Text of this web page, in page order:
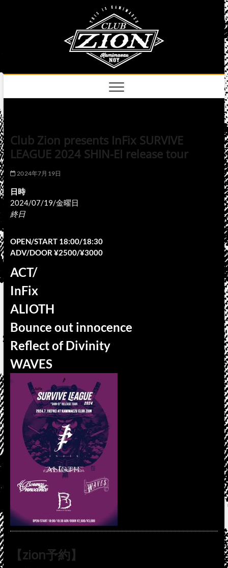
Club Zion presents InFix SURVIVE
LEAGUE 2024 SHIN-EI release tour
2024年7月19日
日時
2024/07/19/金曜日
終日
OPEN/START 18:00/18:30
ADV/DOOR ¥2500/¥3000
ACT/
InFix
ALIOTH
Bounce out innocence
Reflect of Divinity
WAVES
【zion予約】